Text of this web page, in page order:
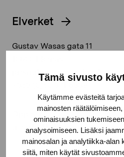
Tämä sivusto
Käytämme evästeitä
mainosten
ominaisuuksien
analysoimiseen. Lisäksi
mainosalan ja analytiikka-alan
siitä, miten käytät
Elverket
Gustav Wasas gata 11
proartibus@proartibus.fi
ti–sö kl. 11–17